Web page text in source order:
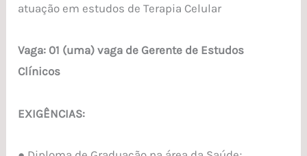
atuação em estudos de Terapia Celular
Vaga: 01 (uma) vaga de Gerente de Estudos
Clínicos
EXIGÊNCIAS: